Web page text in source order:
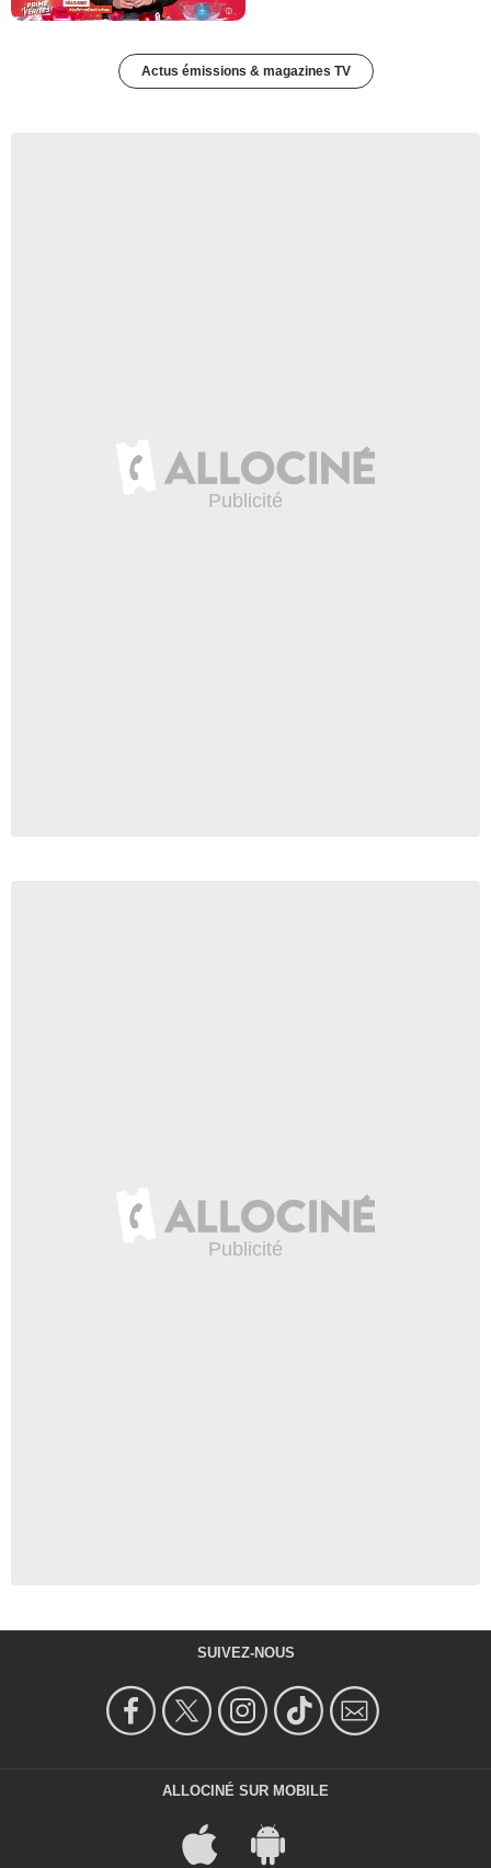
Actus émissions & magazines TV
SUIVEZ-NOUS
ALLOCINÉ SUR MOBILE